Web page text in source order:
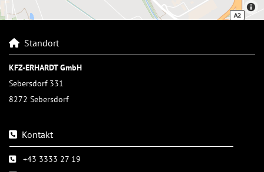
 Standort
KFZ-ERHARDT GmbH
Sebersdorf 331
8272 Sebersdorf
 Kontakt
 +43 3333 27 19